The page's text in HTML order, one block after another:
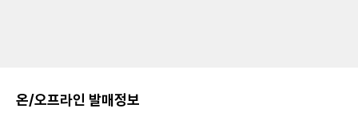
온/오프라인 발매정보